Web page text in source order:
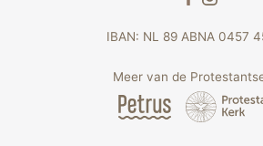
IBAN: NL 89 ABNA 0457
Meer van de